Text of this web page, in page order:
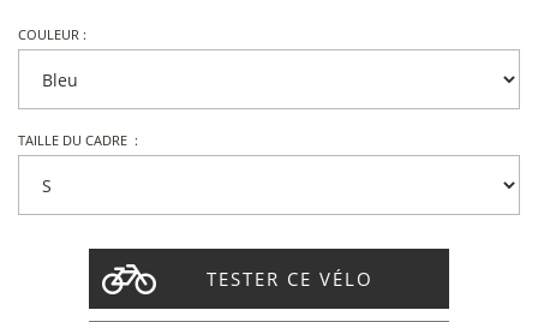
COULEUR :
TAILLE DU CADRE :
TESTER CE VÉLO